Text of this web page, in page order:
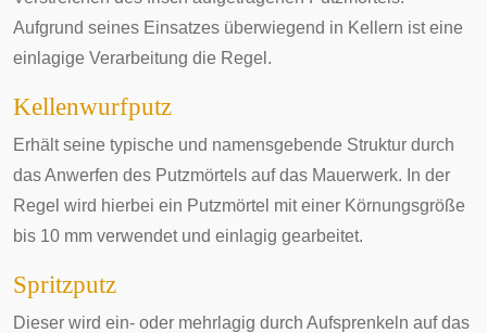
Aufgrund seines Einsatzes überwiegend in Kellern ist eine
einlagige Verarbeitung die Regel.
Kellenwurfputz
Erhält seine typische und namensgebende Struktur durch
das Anwerfen des Putzmörtels auf das Mauerwerk. In der
Regel wird hierbei ein Putzmörtel mit einer Körnungsgröße
bis 10 mm verwendet und einlagig gearbeitet.
Spritzputz
Dieser wird ein- oder mehrlagig durch Aufsprenkeln auf das